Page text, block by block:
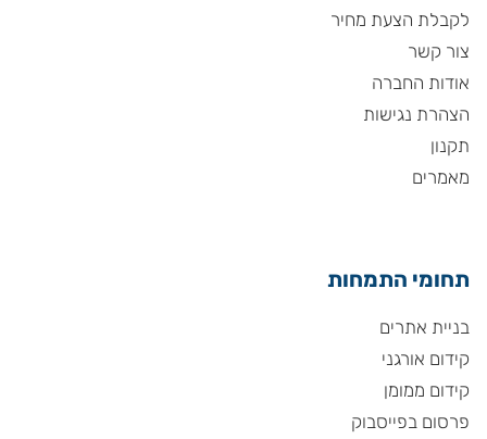
לקבלת הצעת מחיר
צור קשר
אודות החברה
הצהרת נגישות
תקנון
מאמרים
תחומי התמחות
בניית אתרים
קידום אורגני
קידום ממומן
פרסום בפייסבוק